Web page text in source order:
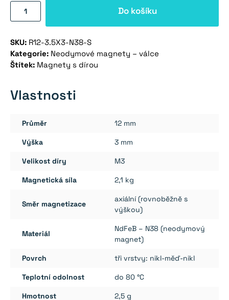
Neodymový
magnet
12×3
mm
s
M3
straně
prohlubní)
množství
Do košíku
SKU: R12-3.5X3-N38-S
Kategorie: Neodymové magnety – válce
Štítek: Magnety s dírou
Vlastnosti
Průměr 12 mm
Výška 3 mm
Velikost díry M3
Magnetická síla 2,1 kg
Směr magnetizace
axiální (rovnoběžně s
výškou)
Materiál
NdFeB – N38 (neodymový
magnet)
Povrch tři vrstvy: nikl-měď-nikl
Teplotní odolnost do 80 °C
Hmotnost 2,5 g